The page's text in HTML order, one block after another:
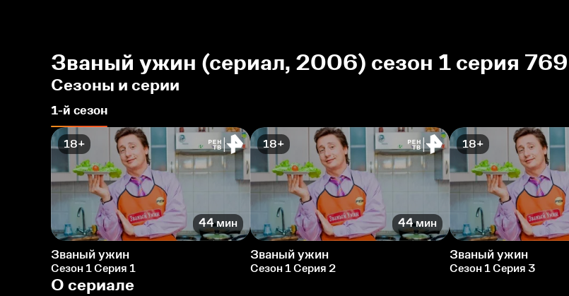
Званый ужин (сериал, 2006) сезон 1 серия
Сезоны и серии
1-й сезон
18+
44 мин
Званый ужин
Сезон 1 Серия 1
18+
44 мин
Званый ужин
Сезон 1 Серия 2
18+
Званый ужин
Сезон 1 Серия 3
О сериале